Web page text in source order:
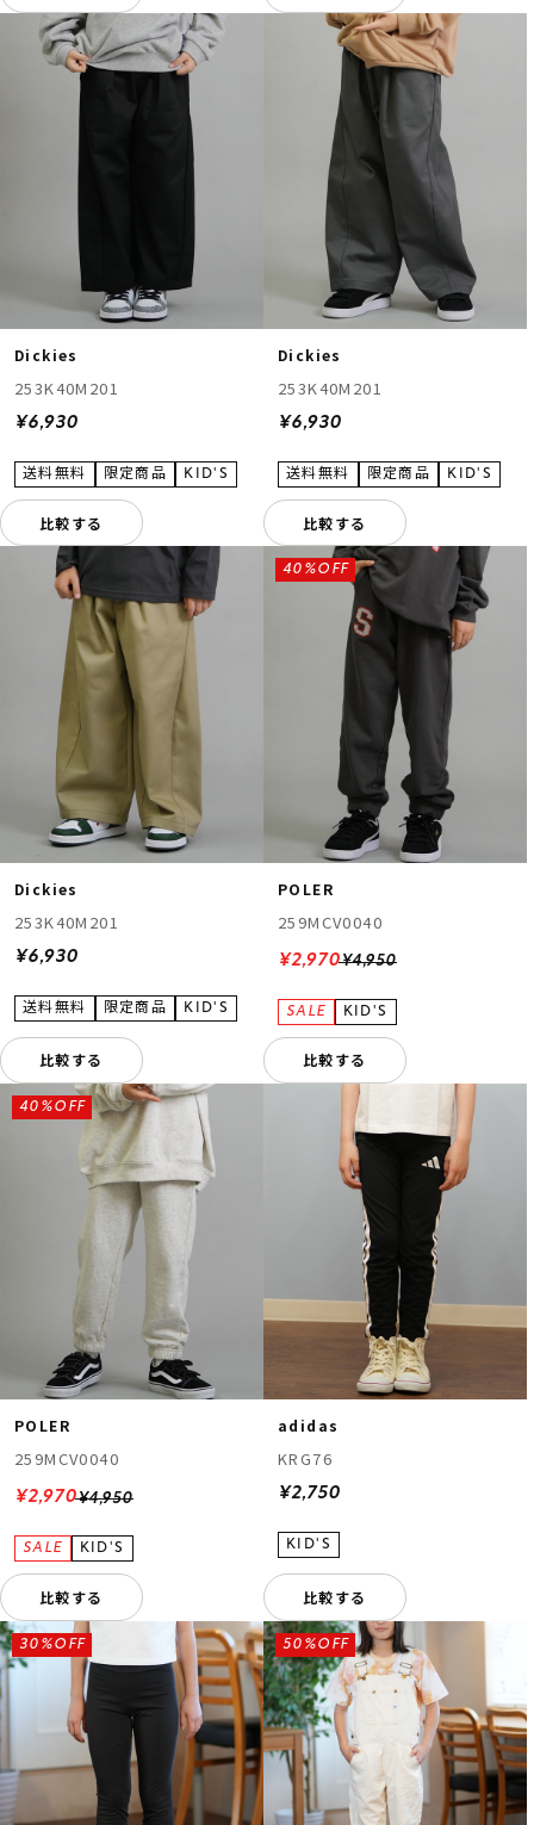
Dickies
253K40M201
¥6,930
比較する
Dickies
253K40M201
¥6,930
比較する
Dickies
253K40M201
¥6,930
比較する
POLER
259MCV0040
¥4,950
40%OFF
¥2,970
比較する
POLER
259MCV0040
¥4,950
40%OFF
¥2,970
比較する
adidas
KRG76
¥2,750
比較する
30%OFF 50%OFF